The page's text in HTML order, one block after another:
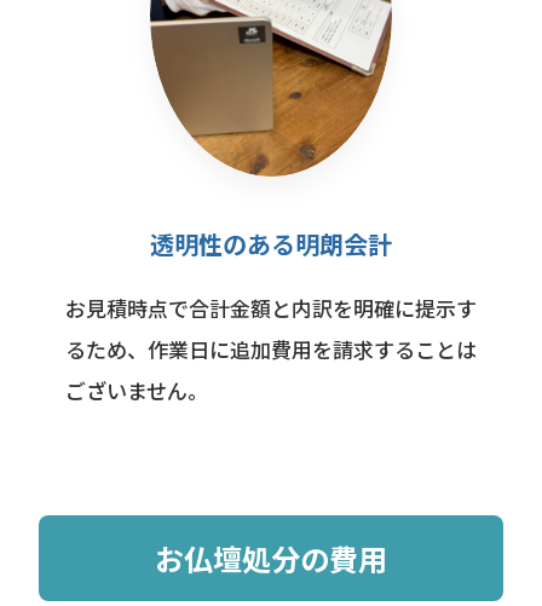
透明性のある明朗会計
お見積時点で合計金額と内訳を明確に提示す
るため、作業日に追加費用を請求することは
ございません。
お仏壇処分の費用